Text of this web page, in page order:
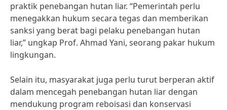
praktik penebangan hutan liar. “Pemerintah perlu
menegakkan hukum secara tegas dan memberikan
sanksi yang berat bagi pelaku penebangan hutan
liar,” ungkap Prof. Ahmad Yani, seorang pakar hukum
lingkungan.
Selain itu, masyarakat juga perlu turut berperan aktif
dalam mencegah penebangan hutan liar dengan
mendukung program reboisasi dan konservasi